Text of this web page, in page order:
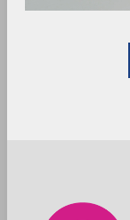
Anfrage
Das